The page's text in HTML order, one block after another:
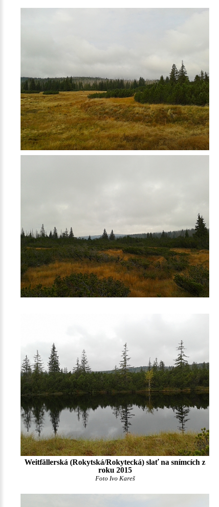
Weitfällerská (Rokytská/Rokytecká) slať na snímcích z
roku 2015
Foto Ivo Kareš